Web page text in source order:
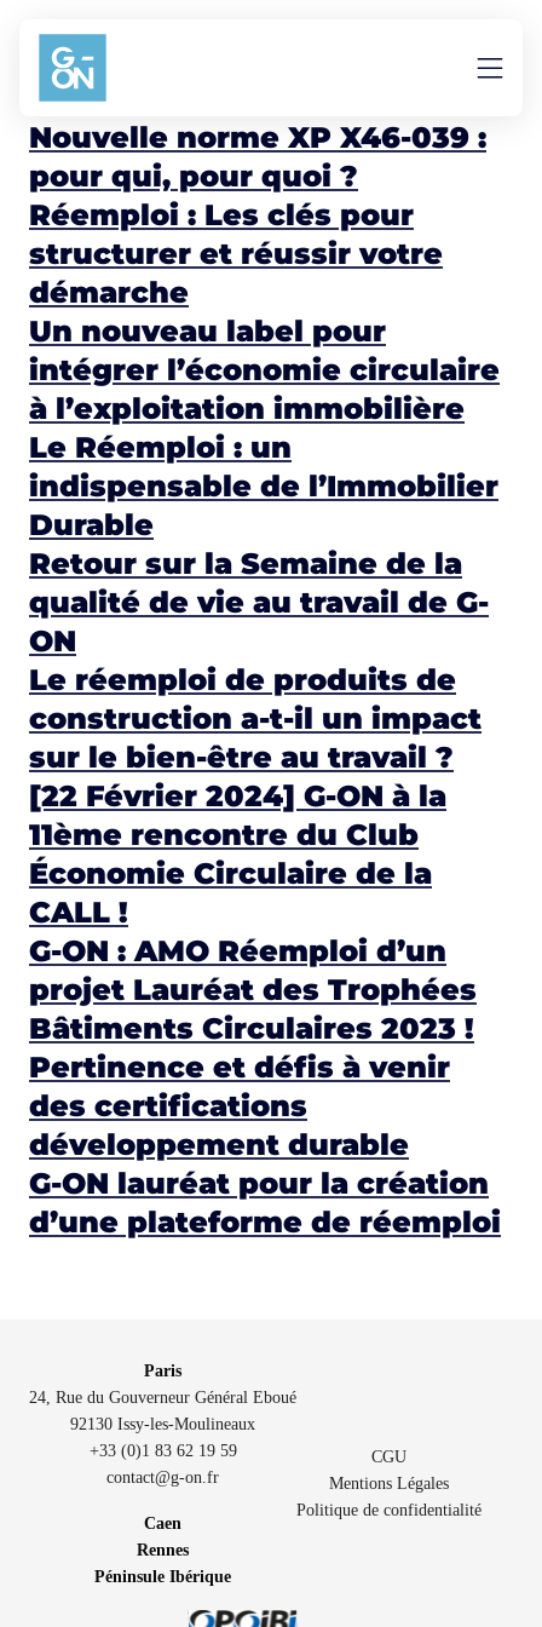
Aller au contenu
Economie circulaire
Nouvelle norme XP X46-039 :
pour qui, pour quoi ?
Réemploi : Les clés pour
structurer et réussir votre
démarche
Un nouveau label pour
intégrer l’économie circulaire
à l’exploitation immobilière
Le Réemploi : un
indispensable de l’Immobilier
Durable
Retour sur la Semaine de la
qualité de vie au travail de G-
ON
Le réemploi de produits de
construction a-t-il un impact
sur le bien-être au travail ?
[22 Février 2024] G-ON à la
11ème rencontre du Club
Économie Circulaire de la
CALL !
G-ON : AMO Réemploi d’un
projet Lauréat des Trophées
Bâtiments Circulaires 2023 !
Pertinence et défis à venir
des certifications
développement durable
G-ON lauréat pour la création
d’une plateforme de réemploi
Paris
24, Rue du Gouverneur Général Eboué
92130 Issy-les-Moulineaux
+33 (0)1 83 62 19 59
contact@g-on.fr
Caen
Rennes
Péninsule Ibérique
CGU
Mentions Légales
Politique de confidentialité